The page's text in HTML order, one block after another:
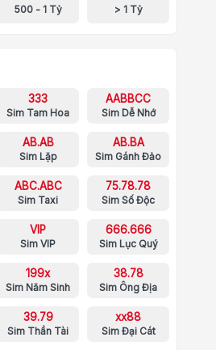
500 - 1 Tỷ > 1 Tỷ
333
Sim Tam Hoa
AABBCC
Sim Dễ Nhớ
AB.AB
Sim Lặp
AB.BA
Sim Gánh Đảo
ABC.ABC
Sim Taxi
75.78.78
Sim Số Độc
VIP
Sim VIP
666.666
Sim Lục Quý
199x
Sim Năm Sinh
38.78
Sim Ông Địa
39.79
Sim Thần Tài
xx88
Sim Đại Cát